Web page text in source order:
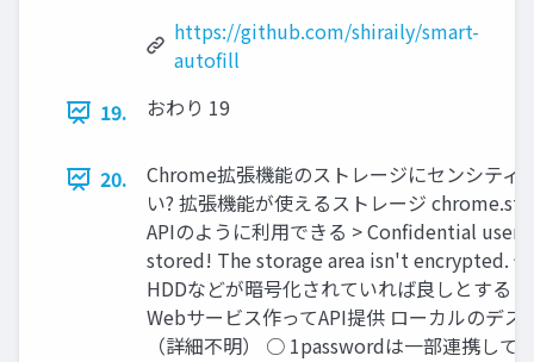
https://github.com/shiraily/smart-
autofill
19.
おわり 19
20.
Chrome拡張機能のストレージにセンシティ
い? 拡張機能が使えるストレージ
APIのように利用できる > Confidential
stored! The storage area isn't encrypted.
HDDなどが暗号化されていれば良しとする
Webサービス作ってAPI提供 ローカルのデ
（詳細不明） ○ 1passwordは一部連携して